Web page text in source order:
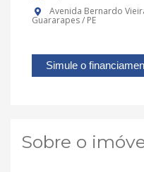
Avenida Bernardo
Guararapes / PE
Simule o
Sobre o